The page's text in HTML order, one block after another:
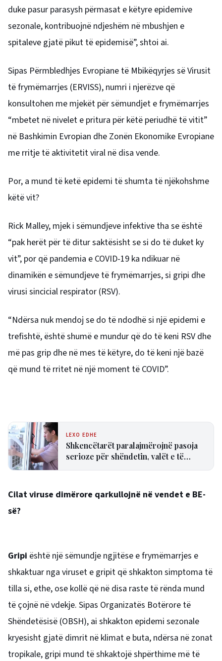
duke pasur parasysh përmasat e këtyre epidemive
sezonale, kontribuojnë ndjeshëm në mbushjen e
spitaleve gjatë pikut të epidemisë”, shtoi ai.
Sipas Përmbledhjes Evropiane të Mbikëqyrjes së Virusit
të frymëmarrjes (ERVISS), numri i njerëzve që
konsultohen me mjekët për sëmundjet e frymëmarrjes
“mbetet në nivelet e pritura për këtë periudhë të vitit”
në Bashkimin Evropian dhe Zonën Ekonomike Evropiane
me rritje të aktivitetit viral në disa vende.
Por, a mund të ketë epidemi të shumta të njëkohshme
këtë vit?
Rick Malley, mjek i sëmundjeve infektive tha se është
“pak herët për të ditur saktësisht se si do të duket ky
vit”, por që pandemia e COVID-19 ka ndikuar në
dinamikën e sëmundjeve të frymëmarrjes, si gripi dhe
virusi sincicial respirator (RSV).
“Ndërsa nuk mendoj se do të ndodhë si një epidemi e
trefishtë, është shumë e mundur që do të keni RSV dhe
më pas grip dhe në mes të këtyre, do të keni një bazë
që mund të rritet në një moment të COVID”.
LEXO EDHE
Shkencëtarët paralajmërojnë pasoja
serioze për shëndetin, valët e të
Cilat viruse dimërore qarkullojnë në vendet e BE-
së?
Gripi është një sëmundje ngjitëse e frymëmarrjes e
shkaktuar nga viruset e gripit që shkakton simptoma të
tilla si, ethe, ose kollë që në disa raste të rënda mund
të çojnë në vdekje. Sipas Organizatës Botërore të
Shëndetësisë (OBSH), ai shkakton epidemi sezonale
kryesisht gjatë dimrit në klimat e buta, ndërsa në zonat
tropikale, gripi mund të shkaktojë shpërthime më të